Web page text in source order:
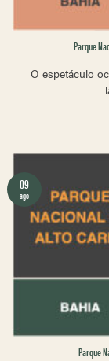
Parque
O espetáculo
Parque
09
ago